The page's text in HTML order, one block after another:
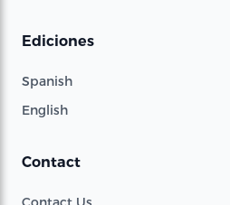
Ediciones
Spanish
English
Contact
Contact Us